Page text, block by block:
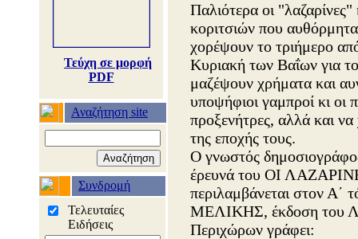
Τεύχη σε μορφή
PDF
Αναζήτηση site
Συνδρομή
Τελευταίες
Ειδήσεις
Παλιότερα οι
κοριτσιών που
χορέψουν το τριήμερο
Κυριακή των Βαΐων για
μαζέψουν χρήματα και
υποψήφιοι γαμπροί κι οι
προξενήτρες, αλλά και
της εποχής τους.
Ο γνωστός
έρευνά του ΟΙ
περιλαμβάνεται στον
ΜΕΛΙΚΗΣ, έκδοση του
Περιχώρων γράφει: